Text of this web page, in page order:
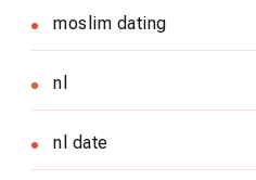
moslim dating
nl
nl date